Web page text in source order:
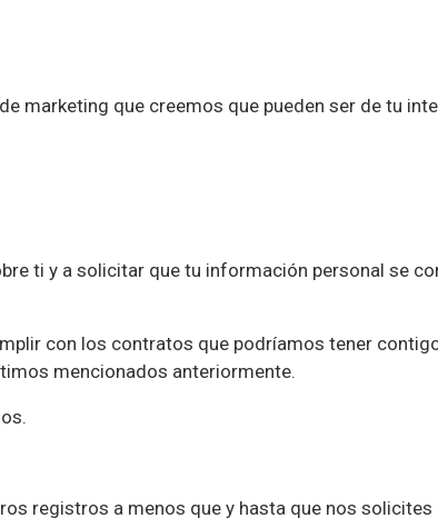
marketing que creemos que pueden ser de tu
ti y a solicitar que tu información personal se
con los contratos que podríamos tener
mencionados anteriormente.
registros a menos que y hasta que nos